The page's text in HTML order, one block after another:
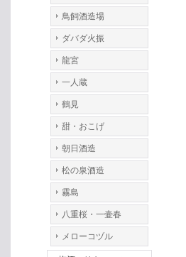
鳥飼酒造場
ダバダ火振
龍宮
一人蔵
鶴見
甜・おこげ
朝日酒造
松の泉酒造
霧島
八重桜・一壷春
メローコヅル